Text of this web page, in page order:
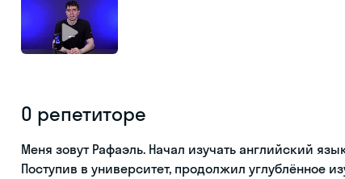
О репетиторе
Меня зовут Рафаэль. Начал изучать английский
Поступив в университет, продолжил углублённое